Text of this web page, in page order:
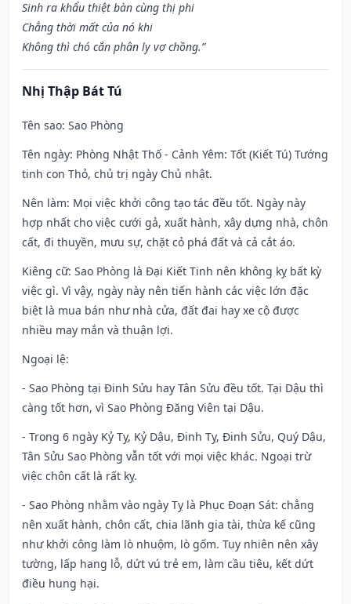
Sinh ra khẩu thiệt bàn cùng thị phi
Chẳng thời mất của nó khi
Không thì chó cắn phân ly vợ chồng.”
Nhị Thập Bát Tú
Tên sao: Sao Phòng
Tên ngày: Phòng Nhật Thố - Cảnh Yêm: Tốt (Kiết Tú) Tướng
tinh con Thỏ, chủ trị ngày Chủ nhật.
Nên làm: Mọi việc khởi công tạo tác đều tốt. Ngày này
hợp nhất cho việc cưới gả, xuất hành, xây dựng nhà, chôn
cất, đi thuyền, mưu sự, chặt cỏ phá đất và cả cắt áo.
Kiêng cữ: Sao Phòng là Đại Kiết Tinh nên không kỵ bất kỳ
việc gì. Vì vậy, ngày này nên tiến hành các việc lớn đặc
biệt là mua bán như nhà cửa, đất đai hay xe cộ được
nhiều may mắn và thuận lợi.
Ngoại lệ:
- Sao Phòng tại Đinh Sửu hay Tân Sửu đều tốt. Tại Dậu thì
càng tốt hơn, vì Sao Phòng Đăng Viên tại Dậu.
- Trong 6 ngày Kỷ Tỵ, Kỷ Dậu, Đinh Tỵ, Đinh Sửu, Quý Dậu,
Tân Sửu Sao Phòng vẫn tốt với mọi việc khác. Ngoại trừ
việc chôn cất là rất kỵ.
- Sao Phòng nhằm vào ngày Tỵ là Phục Đoạn Sát: chẳng
nên xuất hành, chôn cất, chia lãnh gia tài, thừa kế cũng
như khởi công làm lò nhuộm, lò gốm. Tuy nhiên nên xây
tường, lấp hang lỗ, dứt vú trẻ em, làm cầu tiêu, kết dứt
điều hung hại.